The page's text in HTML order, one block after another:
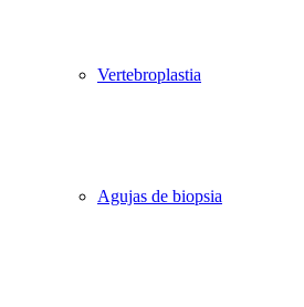
Vertebroplastia
Agujas de biopsia